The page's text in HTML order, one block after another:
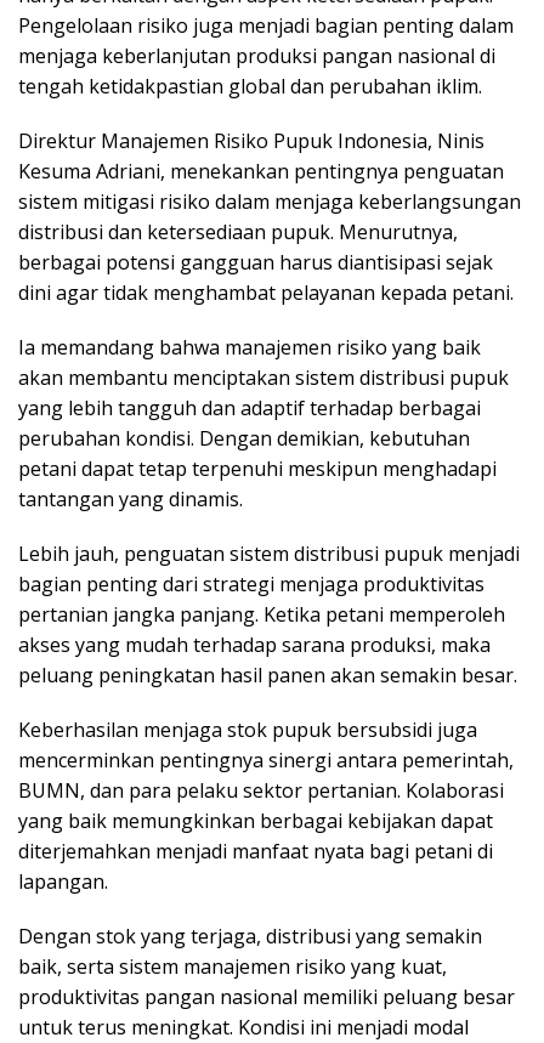
Pengelolaan risiko juga menjadi bagian penting dalam
menjaga keberlanjutan produksi pangan nasional di
tengah ketidakpastian global dan perubahan iklim.
Direktur Manajemen Risiko Pupuk Indonesia, Ninis
Kesuma Adriani, menekankan pentingnya penguatan
sistem mitigasi risiko dalam menjaga keberlangsungan
distribusi dan ketersediaan pupuk. Menurutnya,
berbagai potensi gangguan harus diantisipasi sejak
dini agar tidak menghambat pelayanan kepada petani.
Ia memandang bahwa manajemen risiko yang baik
akan membantu menciptakan sistem distribusi pupuk
yang lebih tangguh dan adaptif terhadap berbagai
perubahan kondisi. Dengan demikian, kebutuhan
petani dapat tetap terpenuhi meskipun menghadapi
tantangan yang dinamis.
Lebih jauh, penguatan sistem distribusi pupuk menjadi
bagian penting dari strategi menjaga produktivitas
pertanian jangka panjang. Ketika petani memperoleh
akses yang mudah terhadap sarana produksi, maka
peluang peningkatan hasil panen akan semakin besar.
Keberhasilan menjaga stok pupuk bersubsidi juga
mencerminkan pentingnya sinergi antara pemerintah,
BUMN, dan para pelaku sektor pertanian. Kolaborasi
yang baik memungkinkan berbagai kebijakan dapat
diterjemahkan menjadi manfaat nyata bagi petani di
lapangan.
Dengan stok yang terjaga, distribusi yang semakin
baik, serta sistem manajemen risiko yang kuat,
produktivitas pangan nasional memiliki peluang besar
untuk terus meningkat. Kondisi ini menjadi modal